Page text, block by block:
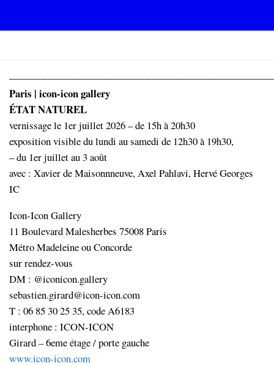
Paris | icon-icon gallery
ÉTAT NATUREL
vernissage le 1er juillet 2026 – de 15h à 20h30
exposition visible du lundi au samedi de 12h30 à 19h30,
– du 1er juillet au 3 août
avec : Xavier de Maisonnneuve, Axel Pahlavi, Hervé Georges
IC
Icon-Icon Gallery
11 Boulevard Malesherbes 75008 Paris
Métro Madeleine ou Concorde
sur rendez-vous
DM : @iconicon.gallery
sebastien.girard@icon-icon.com
T : 06 85 30 25 35, code A6183
interphone : ICON-ICON
Girard – 6eme étage / porte gauche
www.icon-icon.com